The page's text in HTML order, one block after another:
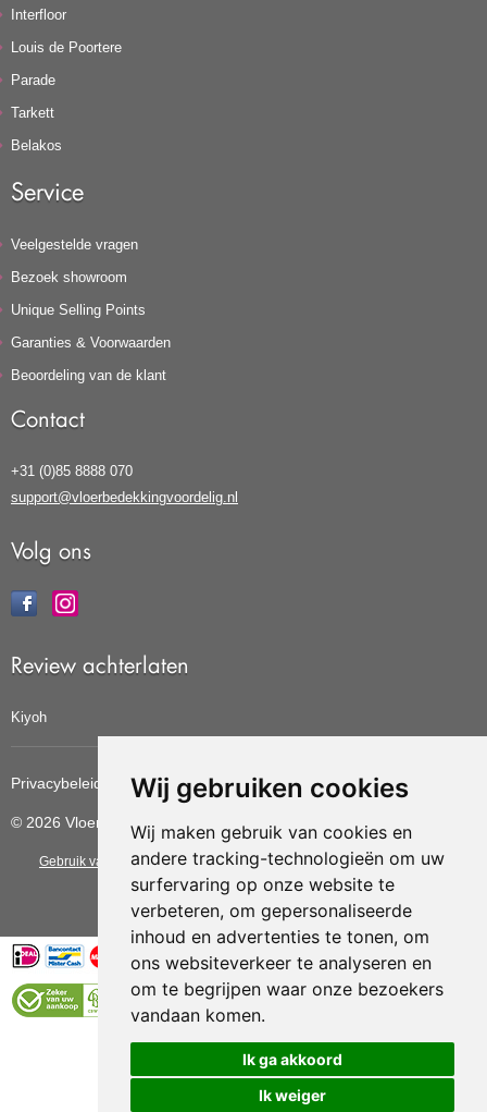
Wij gebruiken cookies
Wij maken gebruik van cookies en
andere tracking-technologieën om uw
surfervaring op onze website te
verbeteren, om gepersonaliseerde
inhoud en advertenties te tonen, om
ons websiteverkeer te analyseren en
om te begrijpen waar onze bezoekers
vandaan komen.
Ik ga akkoord
Ik weiger
Interfloor
Louis de Poortere
Parade
Tarkett
Belakos
Service
Veelgestelde vragen
Bezoek showroom
Unique Selling Points
Garanties & Voorwaarden
Beoordeling van de klant
Contact
+31 (0)85 8888 070
support@vloerbedekkingvoordelig.nl
Volg ons
Review achterlaten
Kiyoh
Privacybeleid Cookiebeleid Update cookies voorkeuren
© 2026 Vloerbedekkingvoordelig
Gebruik van deze site betekent dat u dealgemene voorwaarden van CBW
erkende woonwinkels accepteert.
Vloerenvoordelig.nl is een onderdeel van